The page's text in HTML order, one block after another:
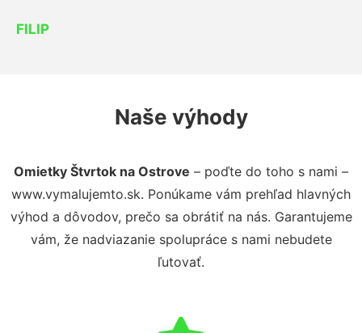
FILIP
Naše výhody
Omietky Štvrtok na Ostrove – poďte do toho s nami –
www.vymalujemto.sk. Ponúkame vám prehľad hlavných
výhod a dôvodov, prečo sa obrátiť na nás. Garantujeme
vám, že nadviazanie spolupráce s nami nebudete
ľutovať.